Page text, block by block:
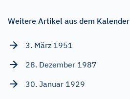
Weitere Artikel aus dem Kalender
3. März 1951
28. Dezember 1987
30. Januar 1929